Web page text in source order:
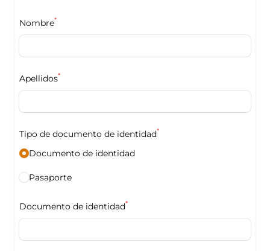
Nombre*
Apellidos*
Tipo de documento de identidad*
Documento de identidad
Pasaporte
Documento de identidad*